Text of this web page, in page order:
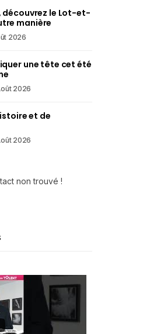
découvrez le Lot-et-
manière
2026
une tête cet été
2026
et de
2026
non trouvé !